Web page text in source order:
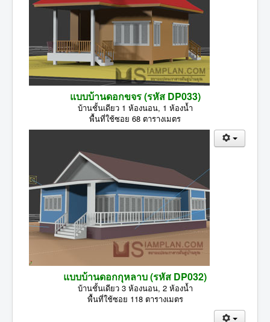
แบบบ้านดอกขจร (รหัส DP033)
บ้านชั้นเดียว 1 ห้องนอน, 1 ห้องน้ำ
พื้นที่ใช้ซอย 68 ตารางเมตร
แบบบ้านดอกกุหลาบ (รหัส DP032)
บ้านชั้นเดียว 3 ห้องนอน, 2 ห้องน้ำ
พื้นที่ใช้ซอย 118 ตารางเมตร